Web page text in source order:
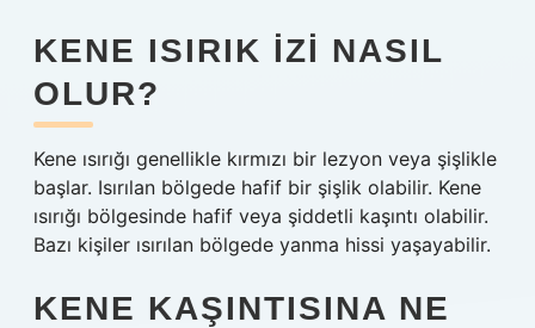
KENE ISIRIK IZI NASIL
OLUR?
Kene ısırığı genellikle kırmızı bir lezyon veya şişlikle
başlar. Isırılan bölgede hafif bir şişlik olabilir. Kene
ısırığı bölgesinde hafif veya şiddetli kaşıntı olabilir.
Bazı kişiler ısırılan bölgede yanma hissi yaşayabilir.
KENE KAŞINTISINA NE